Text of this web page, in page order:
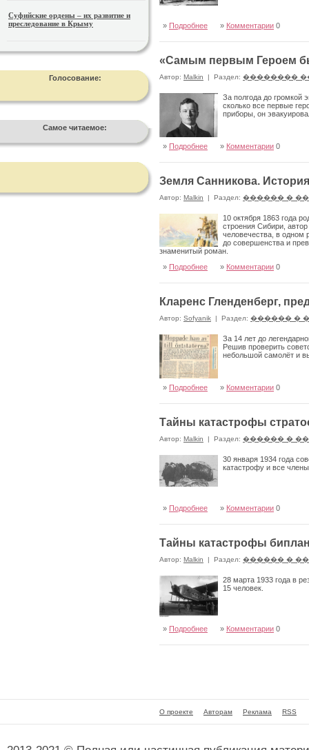
Суфийские ордены – их развитие и
преследование в Крыму
Голосование:
Самое читаемое:
» Подробнее » Комментарии 0
«Самым первым Героем
Автор: Malkin | Раздел: ��������
За полгода до громкой
сколько все первые
приборы, он
» Подробнее » Комментарии 0
Земля Санникова.
Автор: Malkin | Раздел: ������ �
10 октября 1863 года
строения Сибири,
человечества, в одном
до совершенства и
знаменитый роман.
» Подробнее » Комментарии 0
Кларенс Гленденберг,
Автор: Sofyanik | Раздел: ������ �
За 14 лет до
Решив проверить
небольшой самолёт и
» Подробнее » Комментарии 0
Тайны катастрофы
Автор: Malkin | Раздел: ������ �
30 января 1934 года
катастрофу и все
» Подробнее » Комментарии 0
Тайны катастрофы
Автор: Malkin | Раздел: ������ �
28 марта 1933 года в
15 человек.
» Подробнее » Комментарии 0
О проекте Авторам Реклама RSS